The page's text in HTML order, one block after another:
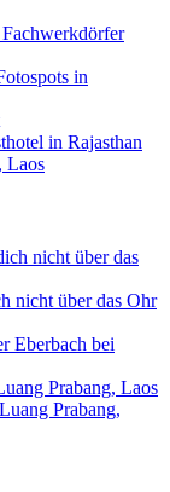
in
in Rajasthan
Laos
nicht über das
nicht über das Ohr
Eberbach bei
Prabang, Laos
Prabang,